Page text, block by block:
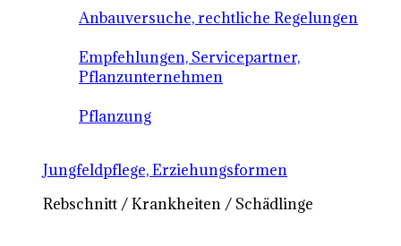
Anbauversuche, rechtliche Regelungen
Empfehlungen, Servicepartner,
Pflanzunternehmen
Pflanzung
Jungfeldpflege, Erziehungsformen
Rebschnitt / Krankheiten / Schädlinge